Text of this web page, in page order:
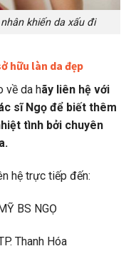
khiến da xấu đi
hữu làn da đẹp
về da hãy liên hệ với
sĩ Ngọ để biết thêm
tình bởi chuyên
hệ trực tiếp đến:
BS NGỌ
Thanh Hóa